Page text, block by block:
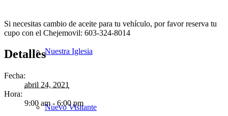
Nuestra Iglesia
Nuevo Visitante
Si necesitas cambio de aceite para tu vehículo, por favor reserva tu
cupo con el Chejemovil: 603-324-8014
Detalles
Fecha:
abril 24, 2021
Hora:
9:00 am - 6:00 pm